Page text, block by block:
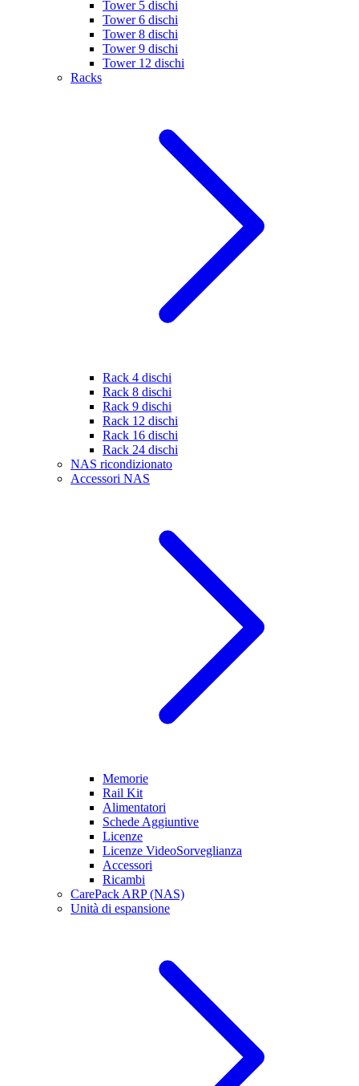
Tower 5 dischi
Tower 6 dischi
Tower 8 dischi
Tower 9 dischi
Tower 12 dischi
Racks
Rack 4 dischi
Rack 8 dischi
Rack 9 dischi
Rack 12 dischi
Rack 16 dischi
Rack 24 dischi
NAS ricondizionato
Accessori NAS
Memorie
Rail Kit
Alimentatori
Schede Aggiuntive
Licenze
Licenze VideoSorveglianza
Accessori
Ricambi
CarePack ARP (NAS)
Unità di espansione